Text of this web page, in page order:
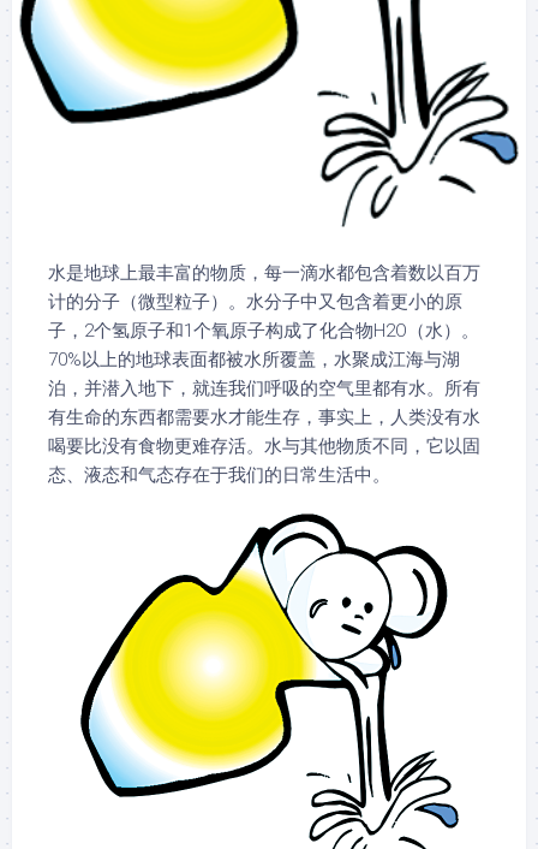
水是地球上最丰富的物质，每一滴水都包含着数以百万
计的分子（微型粒子）。水分子中又包含着更小的原
子，2个氢原子和1个氧原子构成了化合物H2O（水）。
70%以上的地球表面都被水所覆盖，水聚成江海与湖
泊，并潜入地下，就连我们呼吸的空气里都有水。所有
有生命的东西都需要水才能生存，事实上，人类没有水
喝要比没有食物更难存活。水与其他物质不同，它以固
态、液态和气态存在于我们的日常生活中。